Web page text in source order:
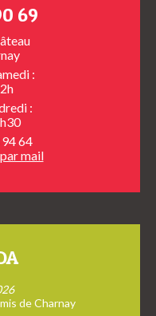
69
:
:
64
par mail
de Charnay